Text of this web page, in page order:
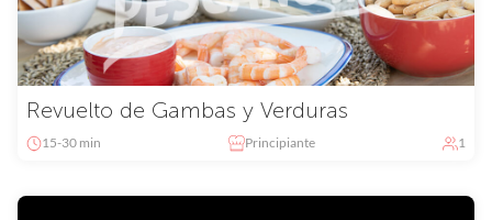
Revuelto de Gambas y Verduras
15-30 min Principiante 1